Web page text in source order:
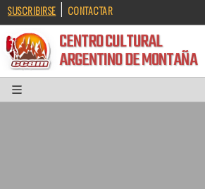
SUSCRIBIRSE | CONTACTAR
CENTRO CULTURAL
ARGENTINO DE MONTAÑA